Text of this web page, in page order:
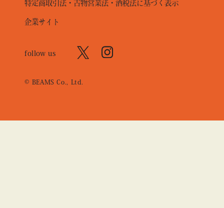
特定商取引法・古物営業法・酒税法に基づく表示
企業サイト
follow us
© BEAMS Co., Ltd.